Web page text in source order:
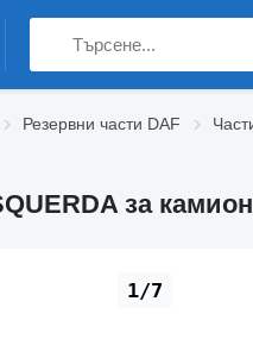
Резервни части DAF
за
1/7